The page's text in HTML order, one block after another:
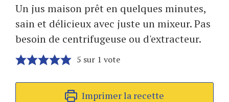
Un jus maison prêt en quelques minutes,
sain et délicieux avec juste un mixeur. Pas
besoin de centrifugeuse ou d'extracteur.
5 sur 1 vote
Imprimer la recette